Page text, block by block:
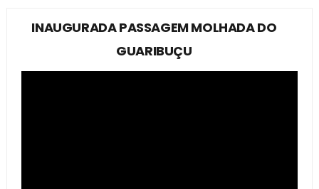
INAUGURADA PASSAGEM MOLHADA DO
GUARIBUÇU